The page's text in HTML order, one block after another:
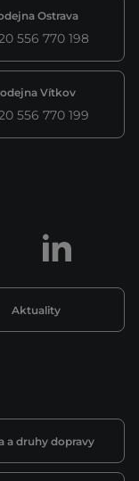
Ostrava
556 770 198
Vítkov
556 770 199
a druhy dopravy
Aktuality
LinkedIn